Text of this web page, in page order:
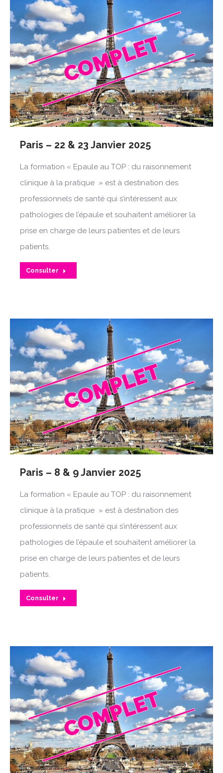
Paris – 22 & 23 Janvier 2025
La formation « Epaule au TOP : du raisonnement
clinique à la pratique » est à destination des
professionnels de santé qui s’intéressent aux
pathologies de l’épaule et souhaitent améliorer la
prise en charge de leurs patientes et de leurs
patients.
Consulter
Paris – 8 & 9 Janvier 2025
La formation « Epaule au TOP : du raisonnement
clinique à la pratique » est à destination des
professionnels de santé qui s’intéressent aux
pathologies de l’épaule et souhaitent améliorer la
prise en charge de leurs patientes et de leurs
patients.
Consulter